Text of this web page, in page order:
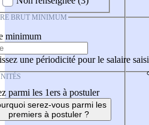
BRUT MINIMUM
minimum
une périodicité pour le salaire saisi
parmi les 1ers à postuler
serez-vous parmi les
premiers à postuler ?